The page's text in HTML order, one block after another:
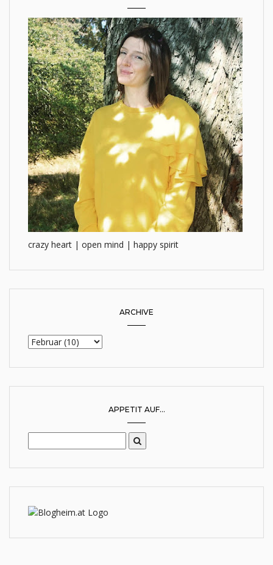
crazy heart | open mind | happy spirit
ARCHIVE
APPETIT AUF...